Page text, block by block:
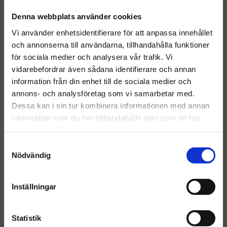
Denna webbplats använder cookies
Vi använder enhetsidentifierare för att anpassa innehållet
och annonserna till användarna, tillhandahålla funktioner
för sociala medier och analysera vår trafik. Vi
vidarebefordrar även sådana identifierare och annan
information från din enhet till de sociala medier och
annons- och analysföretag som vi samarbetar med.
Dessa kan i sin tur kombinera informationen med annan
information som du har tillhandahållit eller som de har
Nödvändig
Inställningar
Statistik
professionella miljöer. Med sin generösa kapacitet och
personalutrymmen eller andra platser där det dagligen
uppstår större mängder avfall.
Brabantia kombinerar hög funktionalitet, kvalitet och
hållbarhet, vilket gör detta kärl till en pålitlig partner i den
dagliga avfallshanteringen.
Pedalöppning för handsfree-användning, vilket ger hög
Soft-Close lock för tyst och mjuk stängning (på utvalda
Uttagbar innerhink med handtag för enkel tömning och
Välkommen till hygieneleeds.se
Vill du handla som företag eller privatperson?
FÖRETAG
Priser visas inkl. moms